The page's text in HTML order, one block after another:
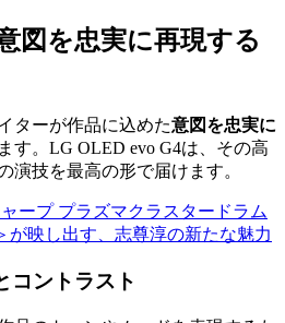
図を忠実に再現する
ターが作品に込めた意図を忠実に
す。LG OLED evo G4は、その高
演技を最高の形で届けます。
ープ プラズマクラスタードラム
が映し出す、志尊淳の新たな魅力
コントラスト